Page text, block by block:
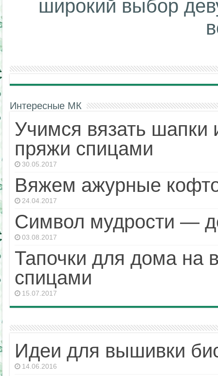
широкий выбор
Интересные МК
Учимся вязать шапки
пряжи спицами
30.05.2017
Вяжем ажурные
24.04.2017
Символ мудрости —
03.08.2017
Тапочки для дома на
спицами
15.07.2017
Идеи для вышивки
14.06.2016